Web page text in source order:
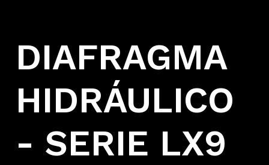
DIAFRAGMA
HIDRÁULICO
- SERIE LX9